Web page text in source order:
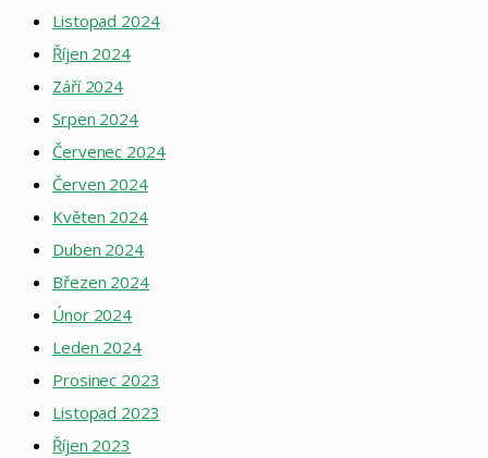
Listopad 2024
Říjen 2024
Září 2024
Srpen 2024
Červenec 2024
Červen 2024
Květen 2024
Duben 2024
Březen 2024
Únor 2024
Leden 2024
Prosinec 2023
Listopad 2023
Říjen 2023